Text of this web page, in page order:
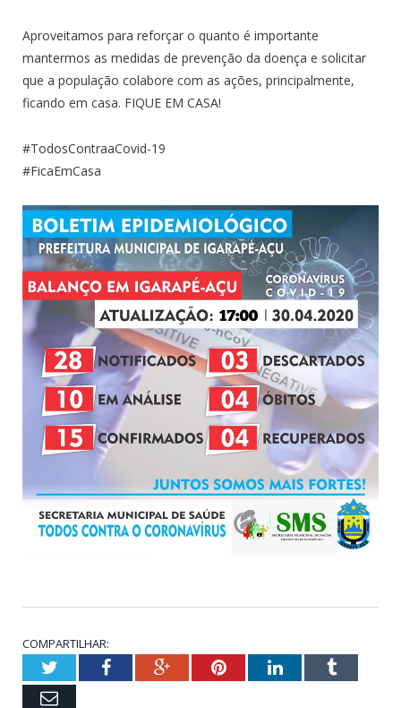
Aproveitamos para reforçar o quanto é importante
mantermos as medidas de prevenção da doença e solicitar
que a população colabore com as ações, principalmente,
ficando em casa. FIQUE EM CASA!
#TodosContraaCovid-19
#FicaEmCasa
COMPARTILHAR:
TwitterFacebookGoogle+PinterestLinkedInTumblr
Email